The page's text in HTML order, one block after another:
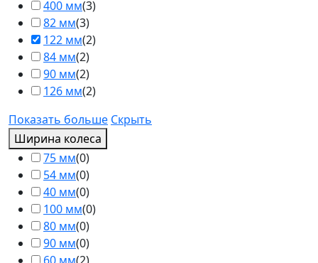
400 мм(3)
82 мм(3)
122 мм(2)
84 мм(2)
90 мм(2)
126 мм(2)
Показать больше Скрыть
Ширина колеса
75 мм(0)
54 мм(0)
40 мм(0)
100 мм(0)
80 мм(0)
90 мм(0)